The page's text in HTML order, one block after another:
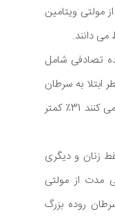
مولتی ویتامین
می دانند.
تصادفی شامل
ابتلا به سرطان
در مردانی كه مولتی ویتامین مصرف می كنند 31٪ كمتر
زنان و دیگری
مدت از مولتی
روده بزرگ